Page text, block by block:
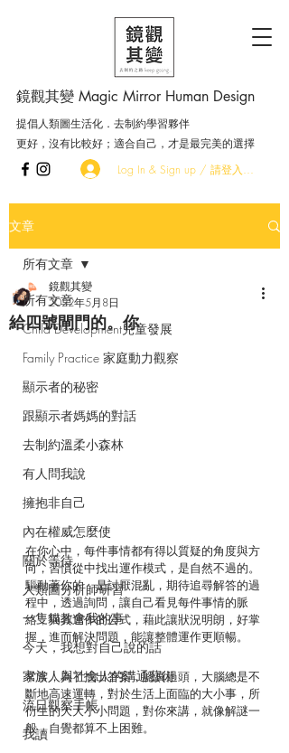
鏡觀其變 Magic Mirror Human Design
提倡人類圖生活化．去制約學習夥伴
更好，沒有比較好；適合自己，才是最完美的選擇
Log In & Sign up / 請登入．加入會員
文章
所有文章
Child Development兒童發展
Family Practice 家庭動力觀察
顯示者的秘密
跟顯示者媽媽的對話
去制約溫柔小森林
有人問我說
擁抱非自己
內在權威怎麼使
關於等待
人類圖分析師研習
一隻貓教會我的事
今天，我想對自己說的話
家族人與社會人的溝通藝術
流日觀察手帳
我讀
所有文章
給四號閘門的。你
鏡觀其變
2022年5月8日
在你心中，每件事情都有得以質疑的角度與方
向，習慣從中找出運作模式，是自然不過的。
驅動著你的，是討厭混亂，期待追尋解答的過
程中，透過詢問，讓自己看見每件事情的脈
絡，與其運作的公式，藉此讓狀況明朗，好掌
握，進而解決問題，能讓整體運作更順暢。
常常，為了找出答案，認真過頭，大腦總是不
斷地高速運轉，對於生活上面臨的大小事，所
衍生的大大小小問題，對你來講，就像解謎一
般，自覺都算不上困難。